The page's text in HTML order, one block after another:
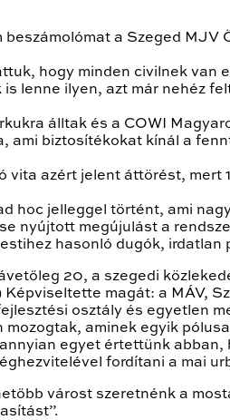
beszámolómat a Szeged
hogy minden civilnek van
lenne ilyen, azt már nehéz
álltak és a COWI
ami biztosítékokat kínál a
vita azért jelent áttörést,
hoc jelleggel történt, ami
nyújtott megújulást a
hasonló dugók,
20, a szegedi
magát: a MÁV,
osztály és egyetlen
aminek egyik
egyet értettünk
fordítani a mai
várost szeretnénk a